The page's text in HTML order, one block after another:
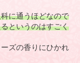
に通うほどなので
というのはすごく
ズの香りにひかれ